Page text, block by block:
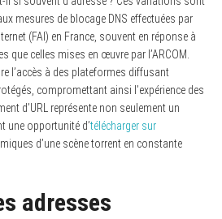
mesures de blocage DNS effectuées par
(FAI) en France, souvent en réponse à
que celles mises en œuvre par l’ARCOM.
l’accès à des plateformes diffusant
compromettant ainsi l’expérience des
d’URL représente non seulement un
une opportunité d’télécharger sur
d’une scène torrent en constante
adresses